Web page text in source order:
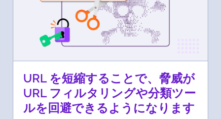
URL を短縮することで、脅威が
URL フィルタリングや分類ツー
ルを回避できるようになります